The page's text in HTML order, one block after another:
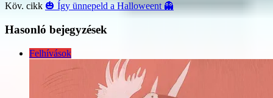
Köv. cikk 🎃 Így ünnepeld a Halloweent 👻
Hasonló bejegyzések
Felhívások